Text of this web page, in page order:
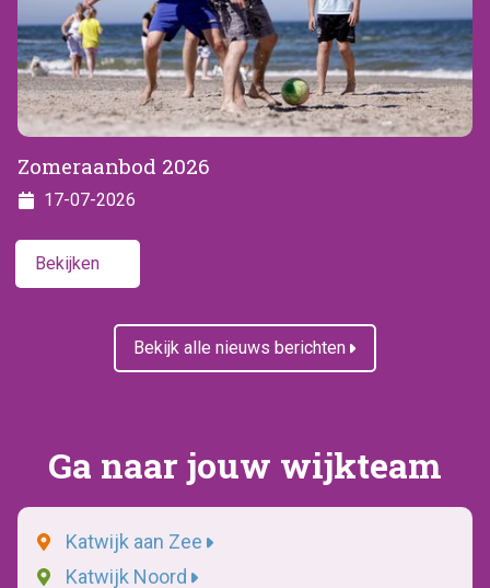
Zomeraanbod 2026
17-07-2026
Bekijken
Bekijk alle nieuws berichten
Ga naar jouw wijkteam
Katwijk aan Zee
Katwijk Noord